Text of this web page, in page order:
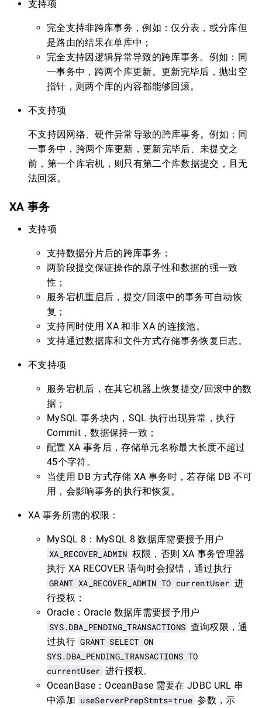
支持项
完全支持非跨库事务，例如：仅分表，或分库但
是路由的结果在单库中；
完全支持因逻辑异常导致的跨库事务。例如：同
一事务中，跨两个库更新。更新完毕后，抛出空
指针，则两个库的内容都能够回滚。
不支持项
不支持因网络、硬件异常导致的跨库事务。例如：同
一事务中，跨两个库更新，更新完毕后、未提交之
前，第一个库宕机，则只有第二个库数据提交，且无
法回滚。
XA 事务
支持项
支持数据分片后的跨库事务；
两阶段提交保证操作的原子性和数据的强一致
性；
服务宕机重启后，提交/回滚中的事务可自动恢
复；
支持同时使用 XA 和非 XA 的连接池。
支持通过数据库和文件方式存储事务恢复日志。
不支持项
服务宕机后，在其它机器上恢复提交/回滚中的数
据；
MySQL 事务块内，SQL 执行出现异常，执行
Commit，数据保持一致；
配置 XA 事务后，存储单元名称最大长度不超过
45个字符。
当使用 DB 方式存储 XA 事务时，若存储 DB 不可
用，会影响事务的执行和恢复。
XA 事务所需的权限：
MySQL 8：MySQL 8 数据库需要授予用户
XA_RECOVER_ADMIN 权限，否则 XA 事务管理器
执行 XA RECOVER 语句时会报错，通过执行
GRANT XA_RECOVER_ADMIN TO currentUser 进
行授权；
Oracle：Oracle 数据库需要授予用户
SYS.DBA_PENDING_TRANSACTIONS 查询权限，通
过执行 GRANT SELECT ON
SYS.DBA_PENDING_TRANSACTIONS TO
currentUser 进行授权。
OceanBase：OceanBase 需要在 JDBC URL 串
中添加 useServerPrepStmts=true 参数，示